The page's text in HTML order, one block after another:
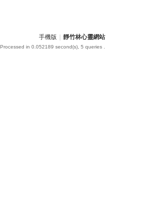
手機版 靜竹林心靈網站
Processed in 0.052189 second(s), 5 queries .